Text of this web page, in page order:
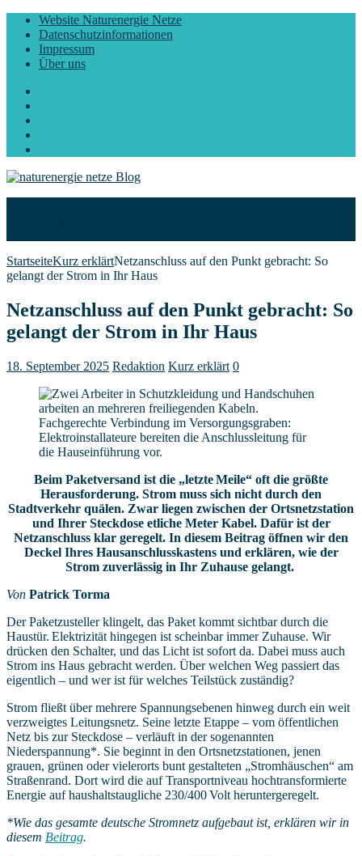
Website Naturenergie Netze
Datenschutzinformationen
Impressum
Über uns
StartseiteKurz erklärtNetzanschluss auf den Punkt gebracht: So
gelangt der Strom in Ihr Haus
Netzanschluss auf den Punkt gebracht: So
gelangt der Strom in Ihr Haus
18. September 2025 Redaktion Kurz erklärt 0
Fachgerechte Verbindung im Versorgungsgraben:
Elektroinstallateure bereiten die Anschlussleitung für
die Hauseinführung vor.
Beim Paketversand ist die „letzte Meile“ oft die größte
Herausforderung. Strom muss sich nicht durch den
Stadtverkehr quälen. Zwar liegen zwischen der Ortsnetzstation
und Ihrer Steckdose etliche Meter Kabel. Dafür ist der
Netzanschluss klar geregelt. In diesem Beitrag öffnen wir den
Deckel Ihres Hausanschlusskastensund erklären, wie der
Strom zuverlässig in Ihr Zuhause gelangt.
Von Patrick Torma
Der Paketzusteller klingelt, das Paket kommt sichtbar durch die
Haustür. Elektrizität hingegen ist scheinbar immer Zuhause. Wir
drücken den Schalter, und das Licht ist sofort da. Dabei muss auch
Strom ins Haus gebracht werden. Über welchen Weg passiert das
eigentlich – und wer ist für welches Teilstück zuständig?
Strom fließt über mehrere Spannungsebenen hinweg durch ein weit
verzweigtes Leitungsnetz. Seine letzte Etappe – vom öffentlichen
Netz bis zur Steckdose – verläuft in der sogenannten
Niederspannung*. Sie beginnt in den Ortsnetzstationen, jenen
grauen, grünen oder vielerorts bunt gestalteten „Stromhäuschen“ am
Straßenrand. Dort wird die auf Transportniveau hochtransformierte
Energie auf haushaltstaugliche 230/400 Volt heruntergeregelt.
*Wie das gesamte deutsche Stromnetz aufgebaut ist, erklären wir in
diesem Beitrag.